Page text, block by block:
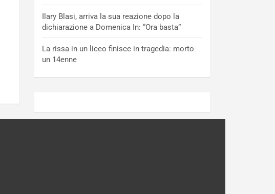
Ilary Blasi, arriva la sua reazione dopo la
dichiarazione a Domenica In: “Ora basta”
La rissa in un liceo finisce in tragedia: morto
un 14enne